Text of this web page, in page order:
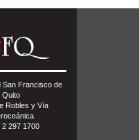
San Francisco de
Quito
Robles y Vía
2 297 1700